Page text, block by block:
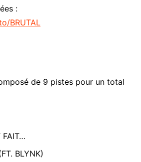
:
BRUTAL
de 9 pistes pour un total
FAIT…
BLYNK)